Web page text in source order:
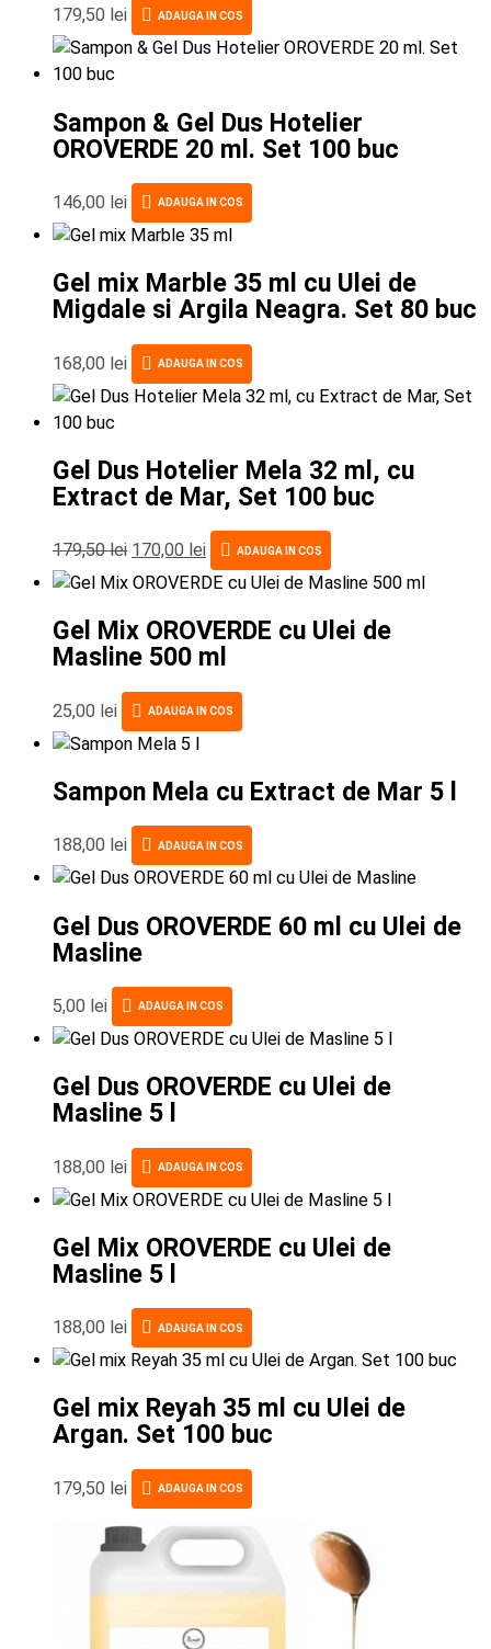
179,50 lei ADAUGA IN COS
Sampon & Gel Dus Hotelier
OROVERDE 20 ml. Set 100 buc
146,00 lei ADAUGA IN COS
Gel mix Marble 35 ml cu Ulei de
Migdale si Argila Neagra. Set 80 buc
168,00 lei ADAUGA IN COS
Gel Dus Hotelier Mela 32 ml, cu
Extract de Mar, Set 100 buc
179,50lei 170,00 lei ADAUGA IN COS
Gel Mix OROVERDE cu Ulei de
Masline 500 ml
25,00 lei ADAUGA IN COS
Sampon Mela cu Extract de Mar 5 l
188,00 lei ADAUGA IN COS
Gel Dus OROVERDE 60 ml cu Ulei de
Masline
5,00 lei ADAUGA IN COS
Gel Dus OROVERDE cu Ulei de
Masline 5 l
188,00 lei ADAUGA IN COS
Gel Mix OROVERDE cu Ulei de
Masline 5 l
188,00 lei ADAUGA IN COS
Gel mix Reyah 35 ml cu Ulei de
Argan. Set 100 buc
179,50 lei ADAUGA IN COS